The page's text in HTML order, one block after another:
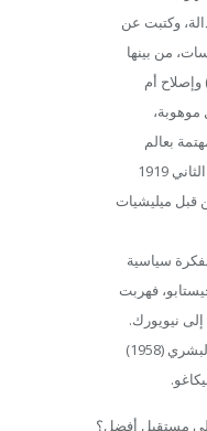
وكتبت عن
من بينها
الاشتراكية الديمقراطية (1911) وإصلاح أم
موهوبة،
بعالم
النبات و الطيور. قُتلت في 15 كانون الثاني 1919
قبل ميليشيات
ومفكرة سياسية
فهربت
إلى نيويورك.
كتبت عن الشمولية (1951)والوضع البشري (1958)
مستقبلٍ أفضل؟